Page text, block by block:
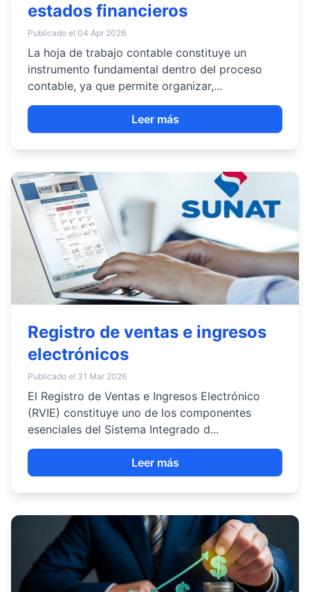
estados financieros
Publicado el 04 Apr 2026
La hoja de trabajo contable constituye un
instrumento fundamental dentro del proceso
contable, ya que permite organizar,...
Leer más
Registro de ventas e ingresos
electrónicos
Publicado el 31 Mar 2026
El Registro de Ventas e Ingresos Electrónico
(RVIE) constituye uno de los componentes
esenciales del Sistema Integrado d...
Leer más